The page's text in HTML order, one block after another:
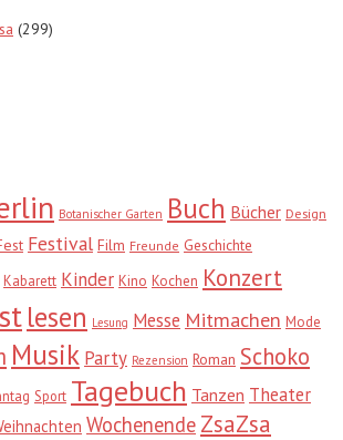
(299)
Botanischer Garten Buch Bücher Design
Festival Film Freunde Geschichte
Kabarett Kinder Kino Kochen Konzert
lesen Lesung Messe Mitmachen Mode
Musik Party Rezension Roman Schoko
Sport Tagebuch Tanzen Theater
Wochenende ZsaZsa